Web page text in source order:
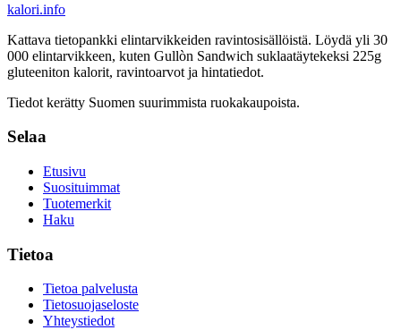
kalori.info
Kattava tietopankki elintarvikkeiden ravintosisällöistä. Löydä yli 30
000 elintarvikkeen, kuten Gullòn Sandwich suklaatäytekeksi 225g
gluteeniton kalorit, ravintoarvot ja hintatiedot.
Tiedot kerätty Suomen suurimmista ruokakaupoista.
Selaa
Etusivu
Suosituimmat
Tuotemerkit
Haku
Tietoa
Tietoa palvelusta
Tietosuojaseloste
Yhteystiedot